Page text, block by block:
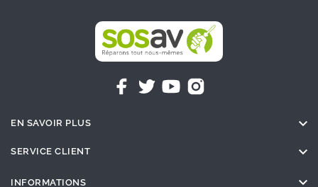
EN SAVOIR PLUS 
SERVICE CLIENT 
INFORMATIONS 